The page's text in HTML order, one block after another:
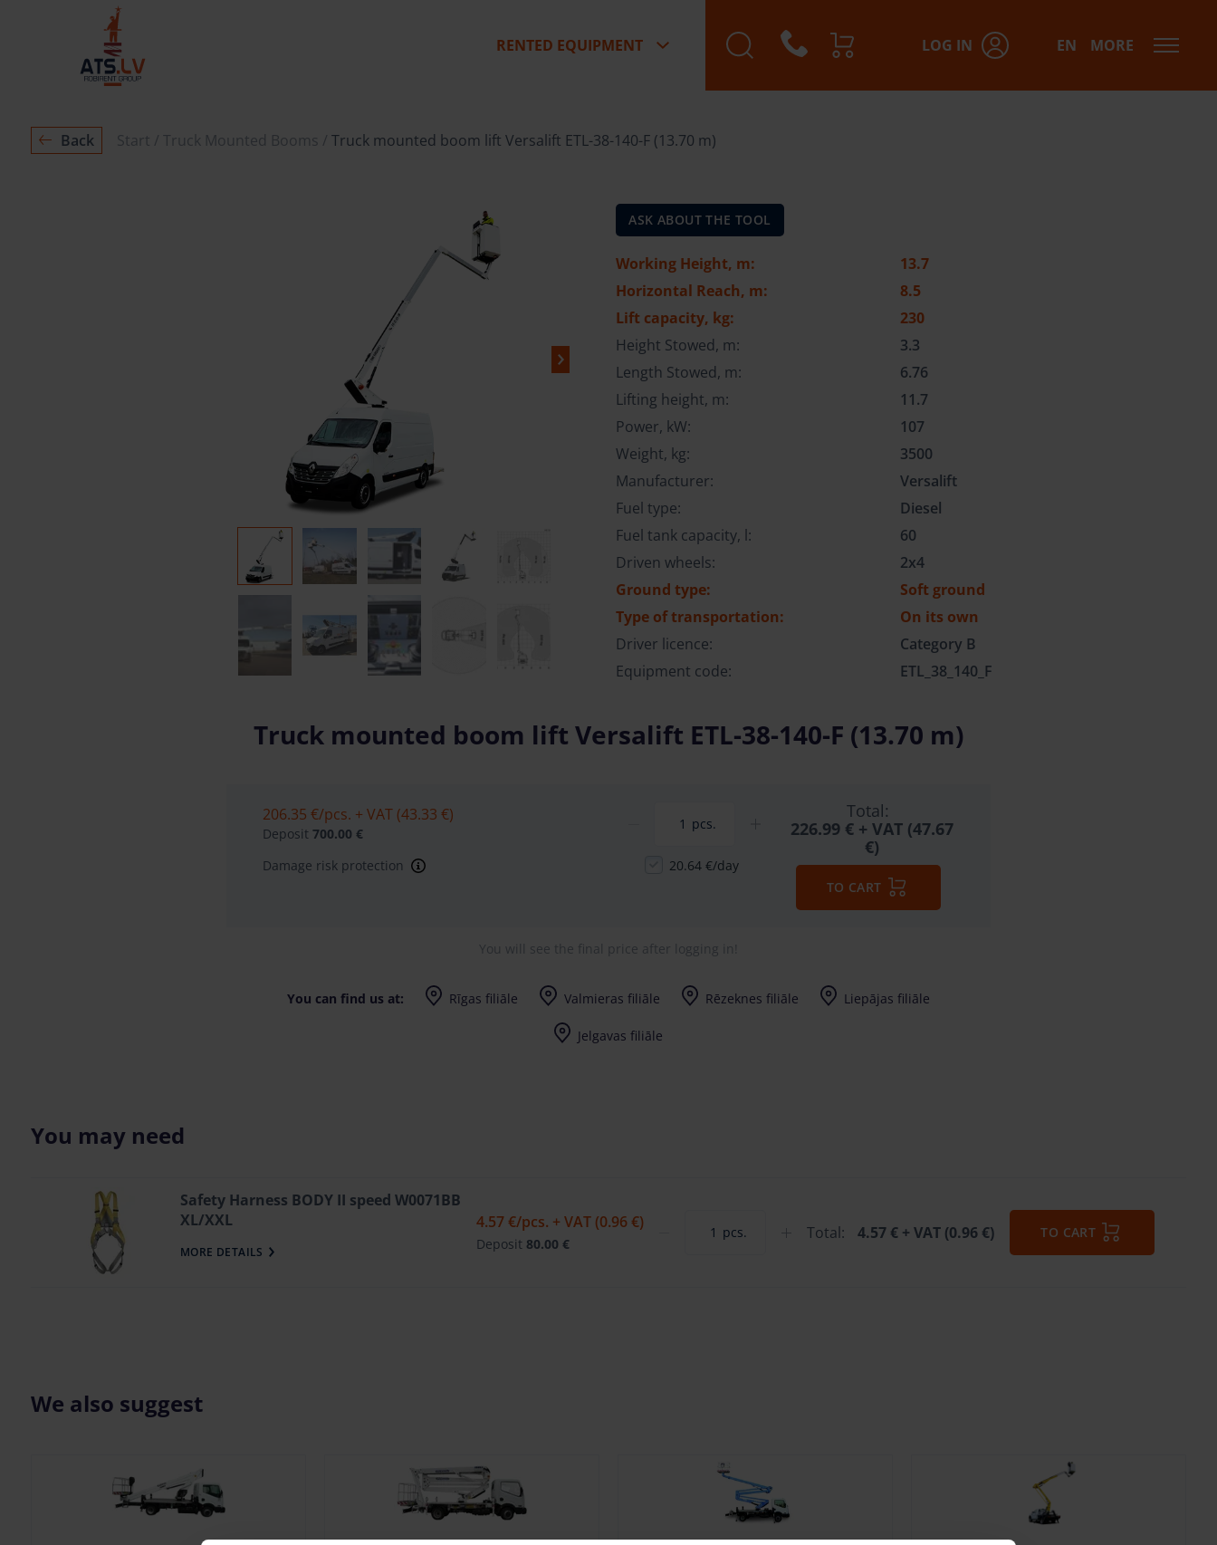
RENTED EQUIPMENT LOG IN EN MORE
Back Start Truck Mounted Booms Truck mounted boom lift Versalift ETL-38-140-F (13.70 m)
ASK ABOUT THE TOOL
Working Height, m:
13.7
Horizontal Reach, m:
8.5
Lift capacity, kg:
230
Height Stowed, m:
3.3
Length Stowed, m:
6.76
Lifting height, m:
11.7
Power, kW:
107
Weight, kg:
3500
Manufacturer:
Versalift
Fuel type:
Diesel
Fuel tank capacity, l:
60
Driven wheels:
2x4
Ground type:
Soft ground
Type of transportation:
On its own
Driver licence:
Category B
Equipment code:
ETL_38_140_F
Truck mounted boom lift Versalift ETL-38-140-F (13.70 m)
206.35 €/pcs. + VAT (43.33 €)
Deposit 700.00 €
pcs.
Damage risk protection 20.64 €/day
Total:
226.99 €+ VAT (47.67
€)
TO CART
You will see the final price after logging in!
You can find us at: Rīgas filiāle Valmieras filiāle Rēzeknes filiāle Liepājas filiāle
Jelgavas filiāle
You may need
Safety Harness BODY II speed W0071BB
XL/XXL
MORE DETAILS
4.57 €/pcs. + VAT (0.96 €)
Deposit 80.00 €
pcs. Total: 4.57 € + VAT (0.96 €) TO CART
We also suggest